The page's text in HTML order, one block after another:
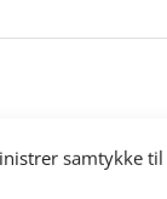
samtykke til